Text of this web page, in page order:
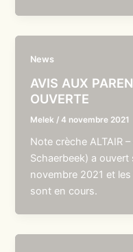
News
AVIS AUX
OUVERTE
Melek /4 novembre 2021
Note crèche ALTAIR
Schaerbeek) a
novembre 2021 et
sont en cours.